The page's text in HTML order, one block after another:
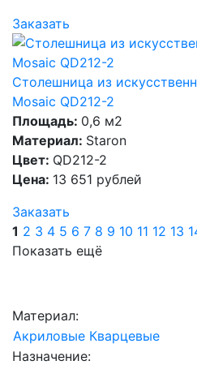
Заказать
Столешница из
Mosaic QD212-2
Площадь: 0,6 м2
Материал: Staron
Цвет: QD212-2
Цена: 13 651 рублей
Заказать
1 2 3 4 5 6 7 8 9 10 11 12 13
Показать ещё
Материал:
Акриловые Кварцевые
Назначение: